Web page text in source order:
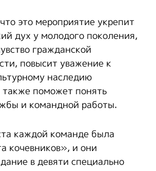
это мероприятие укрепит
дух у молодого поколения,
гражданской
повысит уважение к
наследию
также поможет понять
и командной работы.
каждой команде была
кочевников», и они
в девяти специально